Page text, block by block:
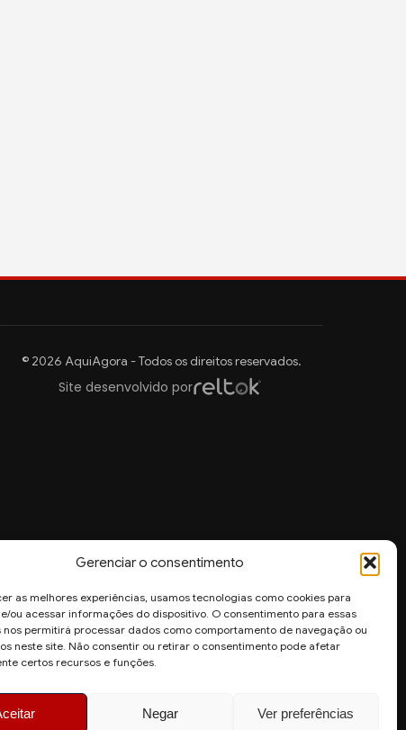
Gerenciar o consentimento
as melhores experiências, usamos tecnologias como cookies para
ou acessar informações do dispositivo. O consentimento para essas
permitirá processar dados como comportamento de navegação ou
neste site. Não consentir ou retirar o consentimento pode afetar
certos recursos e funções.
Negar Ver preferências
© 2026 AquiAgora - Todos os direitos reservados.
Site desenvolvido por